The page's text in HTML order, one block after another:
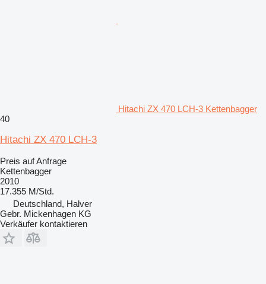
Hitachi ZX 470 LCH-3 Kettenbagger
40
Hitachi ZX 470 LCH-3
Preis auf Anfrage
Kettenbagger
2010
17.355 M/Std.
Deutschland, Halver
Gebr. Mickenhagen KG
Verkäufer kontaktieren